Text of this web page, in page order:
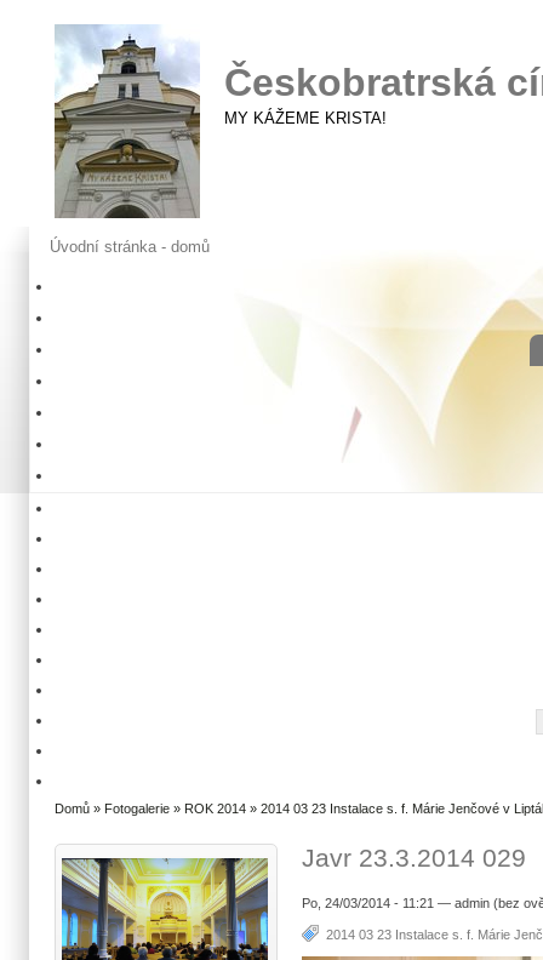
Českobratrská
MY KÁŽEME KRISTA!
Úvodní stránka - domů
Domů » Fotogalerie » ROK 2014 » 2014 03 23 Instalace s. f. Márie Jenčové v
Javr 23.3.2014 029
Po, 24/03/2014 - 11:21 — admin (bez
2014 03 23 Instalace s. f. Márie